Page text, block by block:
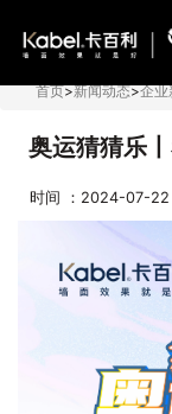
首页>新闻动态>企业
奥运猜猜乐
时间 ：2024-07-